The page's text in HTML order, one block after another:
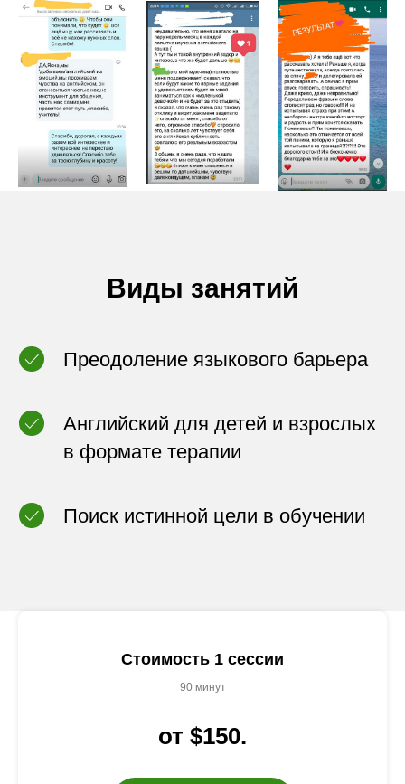
Виды занятий
Преодоление языкового барьера
Английский для детей и взрослых
в формате терапии
Поиск истинной цели в обучении
Стоимость 1 сессии
90 минут
от $150.